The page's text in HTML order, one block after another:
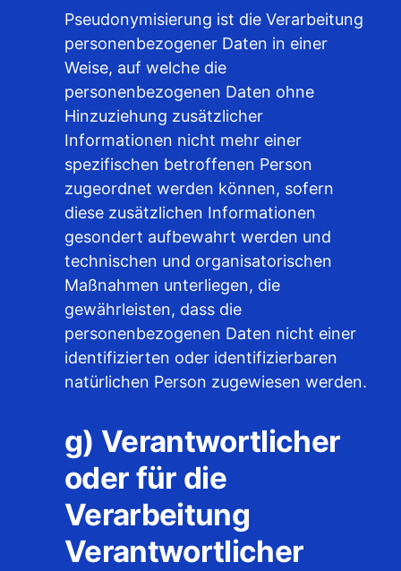
Pseudonymisierung ist die Verarbeitung
personenbezogener Daten in einer
Weise, auf welche die
personenbezogenen Daten ohne
Hinzuziehung zusätzlicher
Informationen nicht mehr einer
spezifischen betroffenen Person
zugeordnet werden können, sofern
diese zusätzlichen Informationen
gesondert aufbewahrt werden und
technischen und organisatorischen
Maßnahmen unterliegen, die
gewährleisten, dass die
personenbezogenen Daten nicht einer
identifizierten oder identifizierbaren
natürlichen Person zugewiesen werden.
g) Verantwortlicher
oder für die
Verarbeitung
Verantwortlicher